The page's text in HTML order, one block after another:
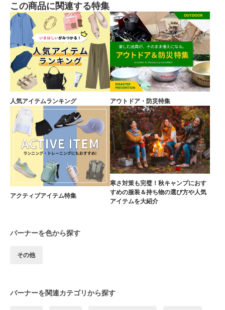
この商品に関連する特集
人気アイテムランキング アウトドア・防災特集
アクティブアイテム特集
寒さ対策も完璧！秋キャンプにおす
すめの服装＆持ち物の選び方や人気
アイテムを大紹介
バーナーを色から探す
その他
バーナーを関連カテゴリから探す